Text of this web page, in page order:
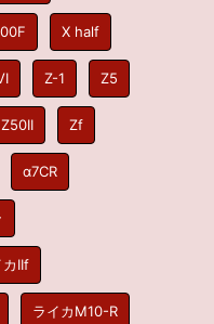
X half
Z-1 Z5
Z50II Zf
α7CR
カIIf
ライカM10-R